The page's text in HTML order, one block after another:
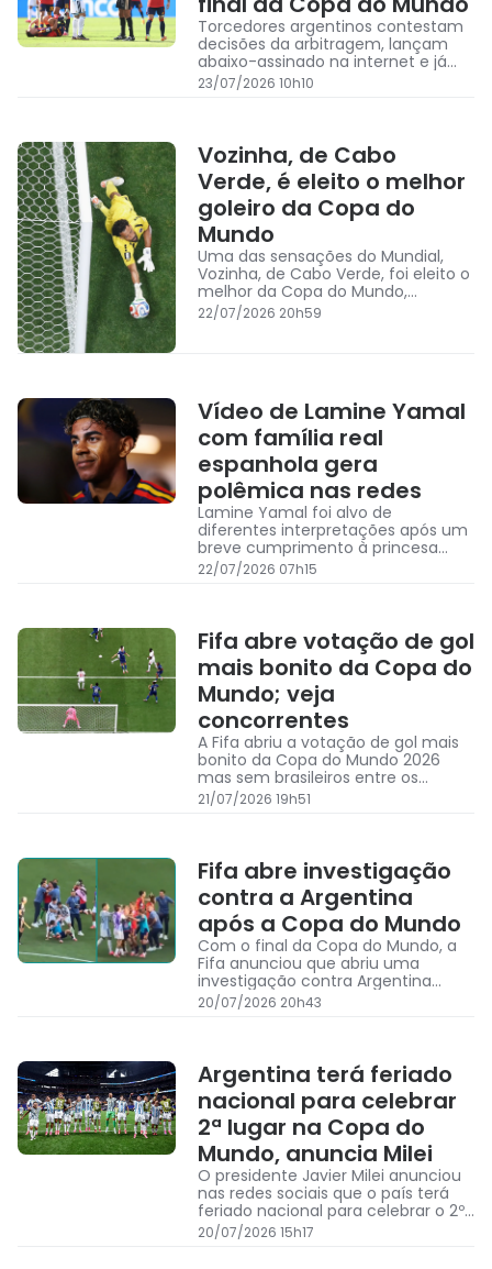
Torcedores argentinos contestam
decisões da arbitragem, lançam
abaixo-assinado na internet e já
somam mais de 82 mil assinaturas
23/07/2026 10h10
Vozinha, de Cabo
Verde, é eleito o melhor
goleiro da Copa do
Mundo
Uma das sensações do Mundial,
Vozinha, de Cabo Verde, foi eleito o
melhor da Copa do Mundo,
conforme votação popular
22/07/2026 20h59
Vídeo de Lamine Yamal
com família real
espanhola gera
polêmica nas redes
Lamine Yamal foi alvo de
diferentes interpretações após um
breve cumprimento à princesa
Sofia durante recepção oficial no
Palácio da Zarzuela
22/07/2026 07h15
Fifa abre votação de gol
mais bonito da Copa do
Mundo; veja
concorrentes
A Fifa abriu a votação de gol mais
bonito da Copa do Mundo 2026
mas sem brasileiros entre os
indicados; confira todo os lances
21/07/2026 19h51
Fifa abre investigação
contra a Argentina
após a Copa do Mundo
Com o final da Copa do Mundo, a
Fifa anunciou que abriu uma
investigação contra Argentina
devido à situações ocorridas na
final diante da Espanha
20/07/2026 20h43
Argentina terá feriado
nacional para celebrar
2ª lugar na Copa do
Mundo, anuncia Milei
O presidente Javier Milei anunciou
nas redes sociais que o país terá
feriado nacional para celebrar o 2º
lugar na Copa do Mundo
20/07/2026 15h17